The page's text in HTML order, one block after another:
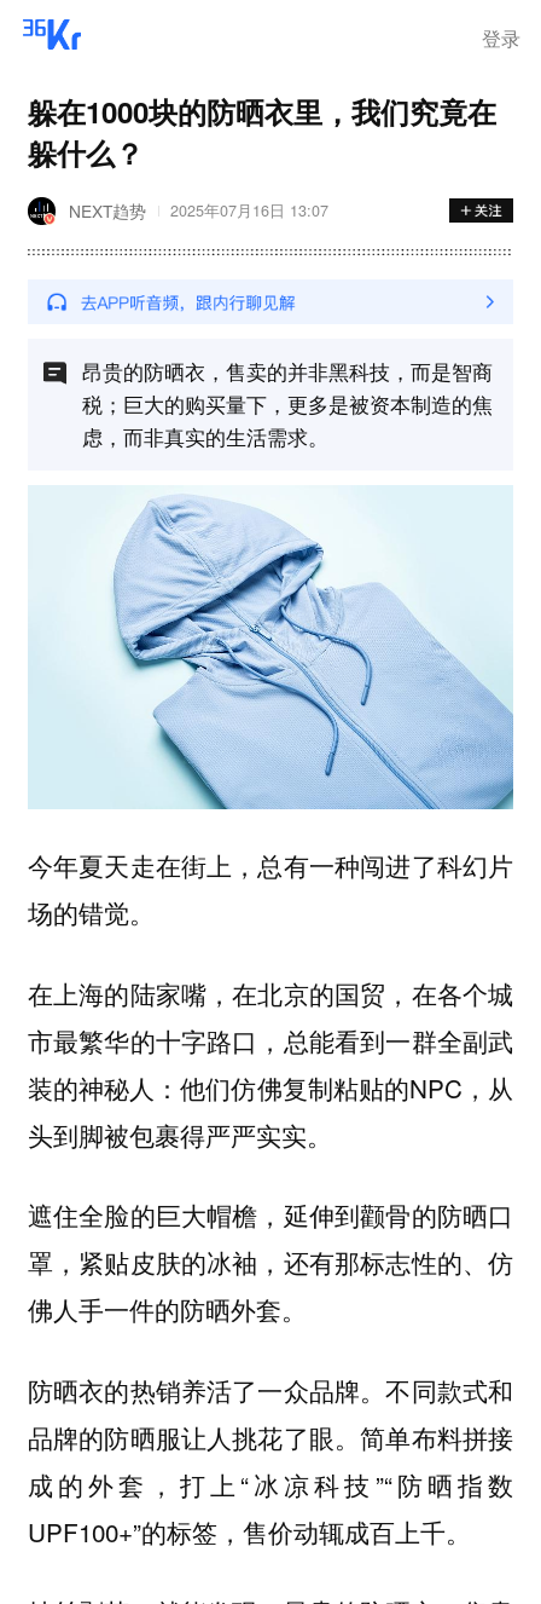
登录
躲在1000块的防晒衣里，我们究竟在
躲什么？
NEXT趋势 2025年07月16日 13:07
昂贵的防晒衣，售卖的并非黑科技，而是智商
税；巨大的购买量下，更多是被资本制造的焦
虑，而非真实的生活需求。
今年夏天走在街上，总有一种闯进了科幻片
场的错觉。
在上海的陆家嘴，在北京的国贸，在各个城
市最繁华的十字路口，总能看到一群全副武
装的神秘人：他们仿佛复制粘贴的NPC，从
头到脚被包裹得严严实实。
遮住全脸的巨大帽檐，延伸到颧骨的防晒口
罩，紧贴皮肤的冰袖，还有那标志性的、仿
佛人手一件的防晒外套。
防晒衣的热销养活了一众品牌。不同款式和
品牌的防晒服让人挑花了眼。简单布料拼接
成的外套，打上“冰凉科技”“防晒指数
UPF100+”的标签，售价动辄成百上千。